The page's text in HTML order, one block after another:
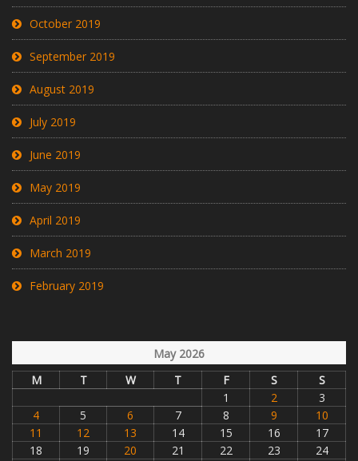
October 2019
September 2019
August 2019
July 2019
June 2019
May 2019
April 2019
March 2019
February 2019
May 2026
M
T W T F S
S
1
2
3
4
5 6 7 8 9
10
11
12 13 14 15 16
17
18
19 20 21 22 23
24